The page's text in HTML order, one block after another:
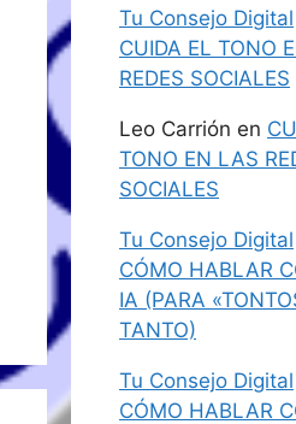
Tu Consejo Digital
CUIDA EL TONO
REDES SOCIALES
Leo Carrión en
TONO EN LAS
SOCIALES
Tu Consejo Digital
CÓMO HABLAR
IA (PARA
TANTO)
Tu Consejo Digital
CÓMO HABLAR